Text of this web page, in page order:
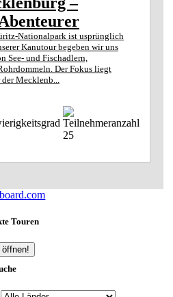
Nationalpark ist usprünglich
Kanutour begeben wir uns
See- und Fischadlern,
Der Fokus liegt
Mecklenb...
25
Touren
öffnen!